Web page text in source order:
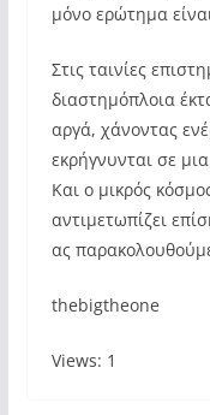
μόνο ερώτημα
Στις ταινίες
διαστημόπλοια
αργά, χάνοντας
εκρήγνυνται σε
Και ο μικρός
αντιμετωπίζει
ας
thebigtheone
Views: 1